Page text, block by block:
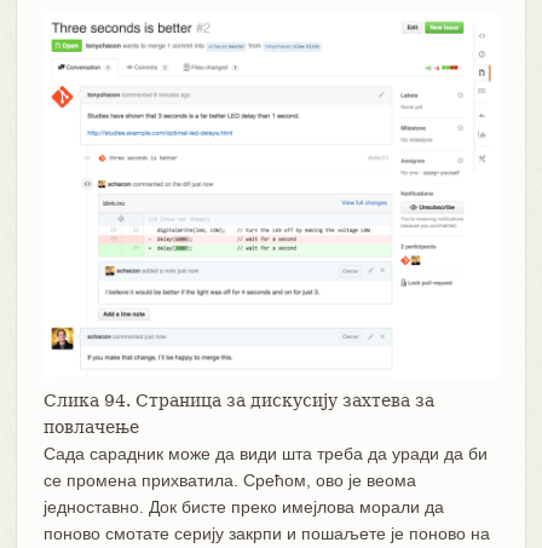
Слика 94. Страница за дискусију захтева за
повлачење
Сада сарадник може да види шта треба да уради да би
се промена прихватила. Срећом, ово је веома
једноставно. Док бисте преко имејлова морали да
поново смотате серију закрпи и пошаљете је поново на